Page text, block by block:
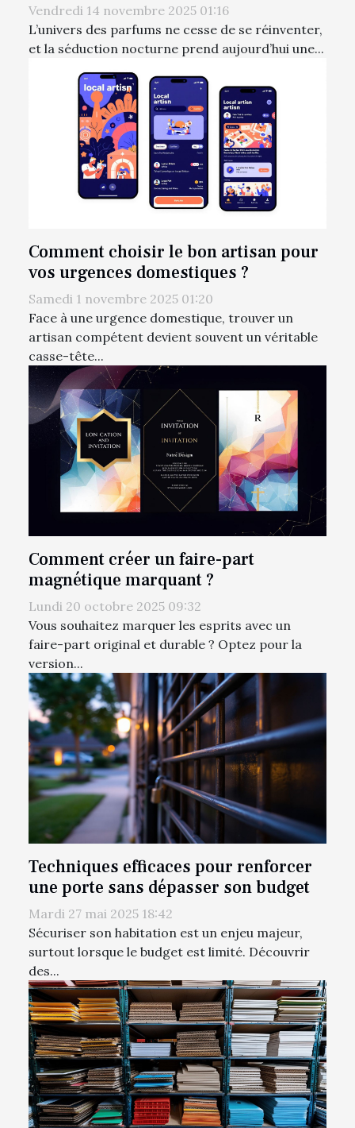
Vendredi 14 novembre 2025 01:16
L’univers des parfums ne cesse de se réinventer,
et la séduction nocturne prend aujourd’hui une...
Comment choisir le bon artisan pour
vos urgences domestiques ?
Samedi 1 novembre 2025 01:20
Face à une urgence domestique, trouver un
artisan compétent devient souvent un véritable
casse-tête...
Comment créer un faire-part
magnétique marquant ?
Lundi 20 octobre 2025 09:32
Vous souhaitez marquer les esprits avec un
faire-part original et durable ? Optez pour la
version...
Techniques efficaces pour renforcer
une porte sans dépasser son budget
Mardi 27 mai 2025 18:42
Sécuriser son habitation est un enjeu majeur,
surtout lorsque le budget est limité. Découvrir
des...